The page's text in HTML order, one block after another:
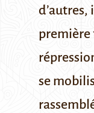
d’autres,
première
se